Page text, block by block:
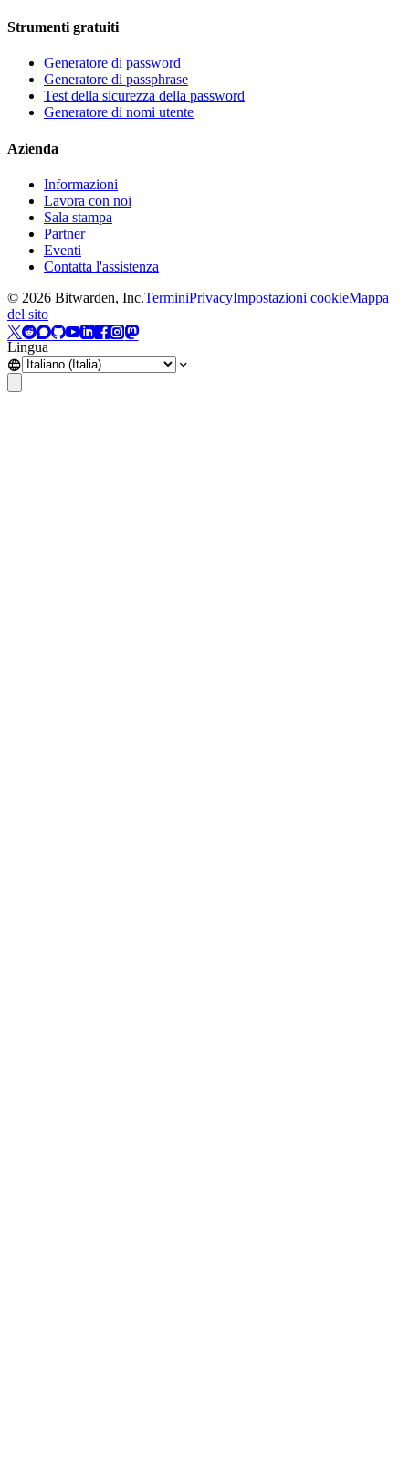
Strumenti gratuiti
Generatore di password
Generatore di passphrase
Test della sicurezza della password
Generatore di nomi utente
Azienda
Informazioni
Lavora con noi
Sala stampa
Partner
Eventi
Contatta l'assistenza
© 2026 Bitwarden, Inc.TerminiPrivacyImpostazioni cookieMappa
del sito
Lingua